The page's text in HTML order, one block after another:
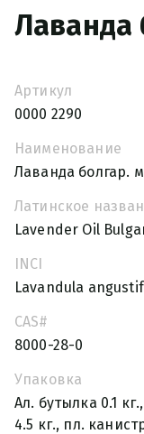
Лаванда
Артикул
0000 2290
Наименование
Лаванда болгар.
Латинское
Lavender Oil
INCI
Lavandula
CAS#
8000-28-0
Упаковка
Ал. бутылка 0.1
4.5 кг., пл.